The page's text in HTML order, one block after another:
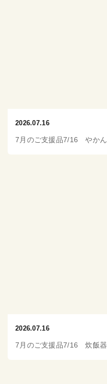
2026.07.16
7月のご支援品7/16 やかん
2026.07.16
7月のご支援品7/16 炊飯器